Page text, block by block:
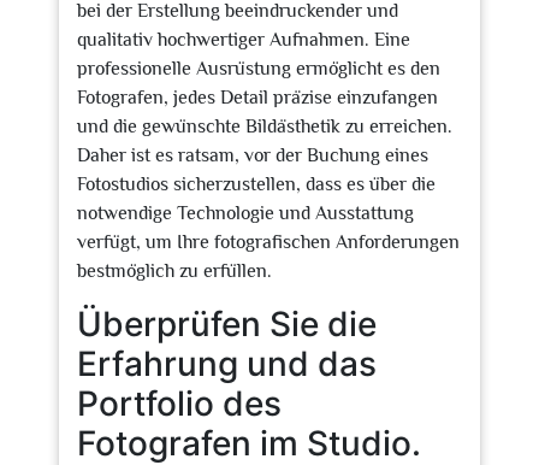
bei der Erstellung beeindruckender und
qualitativ hochwertiger Aufnahmen. Eine
professionelle Ausrüstung ermöglicht es den
Fotografen, jedes Detail präzise einzufangen
und die gewünschte Bildästhetik zu erreichen.
Daher ist es ratsam, vor der Buchung eines
Fotostudios sicherzustellen, dass es über die
notwendige Technologie und Ausstattung
verfügt, um Ihre fotografischen Anforderungen
bestmöglich zu erfüllen.
Überprüfen Sie die
Erfahrung und das
Portfolio des
Fotografen im Studio.